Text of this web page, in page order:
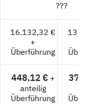
???
16.132,32 €
+
Überführung
448,12 €+
anteilig
Überführung
376,57